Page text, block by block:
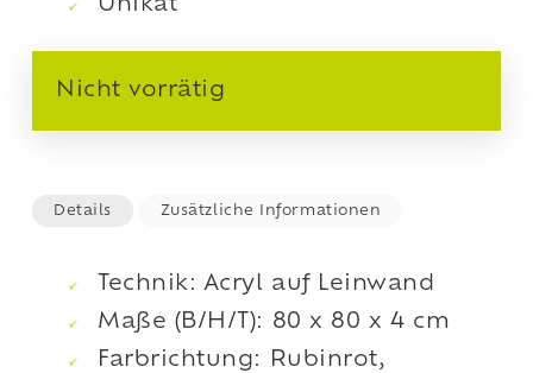
Unikat
Nicht vorrätig
Details Zusätzliche Informationen
Technik: Acryl auf Leinwand
Maße (B/H/T): 80 x 80 x 4 cm
Farbrichtung: Rubinrot,